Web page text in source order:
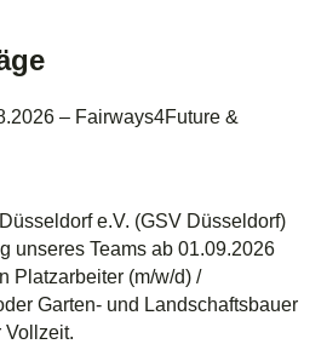
– Fairways4Future &
e.V. (GSV Düsseldorf)
unseres Teams ab 01.09.2026
Platzarbeiter (m/w/d) /
Garten- und Landschaftsbauer
Vollzeit.